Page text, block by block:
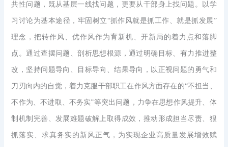
共性问题，既从基层一线找问题，更要从干部身上找问题。以学
习讨论为基本途径，牢固树立“抓作风就是抓工作、就是抓发展”
理念，把转作风、优作风作为育新机、开新局的着力点和落脚
点。通过查摆问题、剖析思想根源，通过明确目标、有力推进整
改，坚持问题导向、目标导向、结果导向，以正视问题的勇气和
刀刃向内的自觉，着力克服干部职工在作风方面存在的“不担当、
不作为、不进取、不务实”等突出问题，力争在思想作风提升、体
制机制完善、发展难题破解上取得成效，推动形成担当尽责、狠
抓落实、求真务实的新风正气，为实现企业高质量发展增效赋